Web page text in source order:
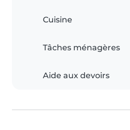
Cuisine
Tâches ménagères
Aide aux devoirs